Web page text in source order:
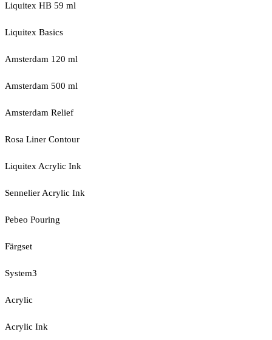
Liquitex HB 59 ml
Liquitex Basics
Amsterdam 120 ml
Amsterdam 500 ml
Amsterdam Relief
Rosa Liner Contour
Liquitex Acrylic Ink
Sennelier Acrylic Ink
Pebeo Pouring
Färgset
System3
Acrylic
Acrylic Ink